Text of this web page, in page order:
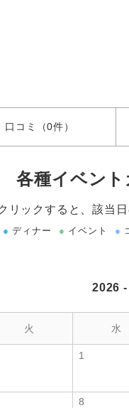
口コミ （0件）
各種イベン
リックすると、該当
● ディナー ● イベント ●
2026 -
火 水
1
8